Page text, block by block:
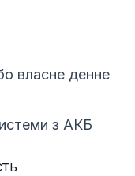
власне денне
з АКБ